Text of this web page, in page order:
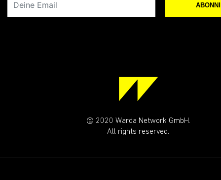
@ 2020 Warda Network GmbH.
All rights reserved.